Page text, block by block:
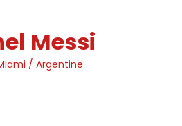
Messi
/ Argentine